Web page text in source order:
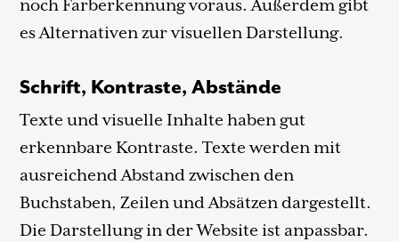
noch Farberkennung voraus. Außerdem gibt
es Alternativen zur visuellen Darstellung.
Schrift, Kontraste, Abstände
Texte und visuelle Inhalte haben gut
erkennbare Kontraste. Texte werden mit
ausreichend Abstand zwischen den
Buchstaben, Zeilen und Absätzen dargestellt.
Die Darstellung in der Website ist anpassbar.